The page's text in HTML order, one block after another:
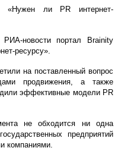
«Нужен ли PR интернет-
новости портал Brainity
ресурсу».
на поставленный вопрос
продвижения, а также
эффективные модели PR
не обходится ни одна
предприятий
компаниями.